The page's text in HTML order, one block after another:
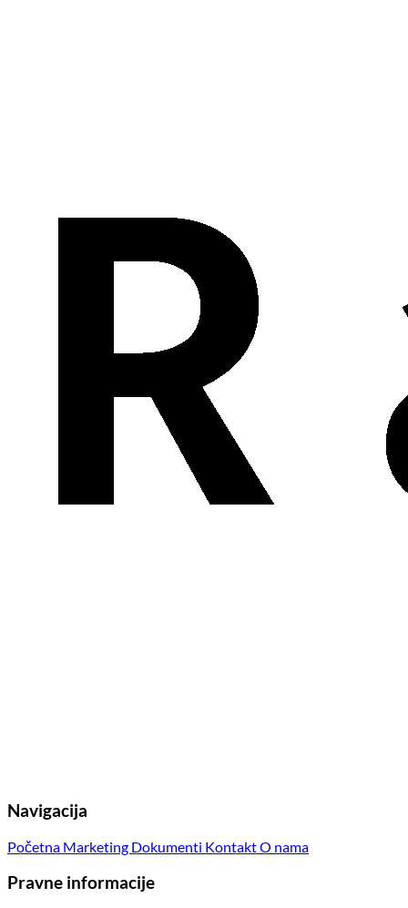
Navigacija
Početna Marketing Dokumenti KontaktO nama
Pravne informacije